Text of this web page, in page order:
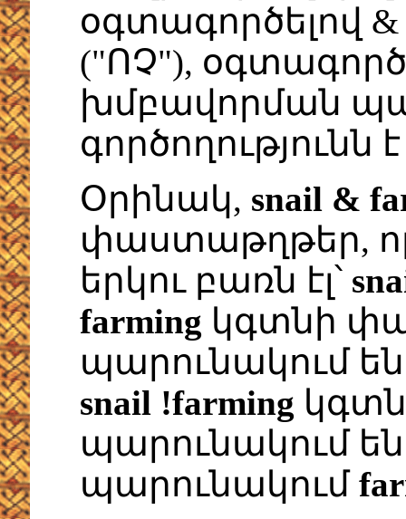
օգտագործելով
("ՈՉ"),
խմբավորման
գործողությունն
Օրինակ, snail &
փաստաթղթեր,
երկու բառն էլ՝
farming կգտնի
պարունակում
snail !farming
պարունակում
պարունակում